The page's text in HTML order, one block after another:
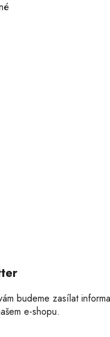
budeme zasílat
e-shopu.